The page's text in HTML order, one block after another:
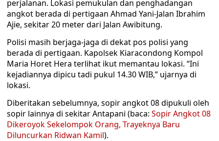
perjalanan. Lokasi pemukulan dan penghadangan
angkot berada di pertigaan Ahmad Yani-Jalan Ibrahim
Ajie, sekitar 20 meter dari Jalan Awibitung.
Polisi masih berjaga-jaga di dekat pos polisi yang
berada di pertigaan. Kapolsek Kiaracondong Kompol
Maria Horet Hera terlihat ikut memantau lokasi. “Ini
kejadiannya dipicu tadi pukul 14.30 WIB,” ujarnya di
lokasi.
Diberitakan sebelumnya, sopir angkot 08 dipukuli oleh
sopir lainnya di sekitar Antapani (baca: Sopir Angkot 08
Dikeroyok Sekelompok Orang, Trayeknya Baru
Diluncurkan Ridwan Kamil).